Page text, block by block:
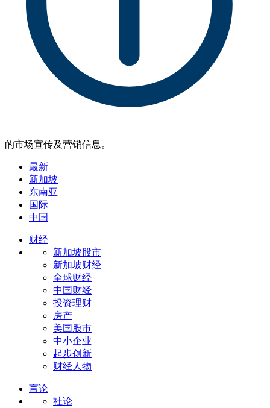
的市场宣传及营销信息。
最新
新加坡
东南亚
国际
中国
财经
新加坡股市
新加坡财经
全球财经
中国财经
投资理财
房产
美国股市
中小企业
起步创新
财经人物
言论
社论